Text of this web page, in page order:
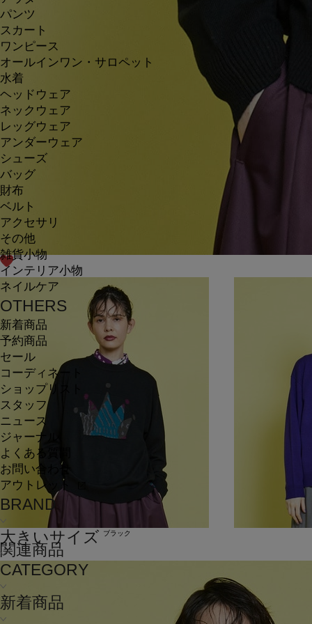
パンツ
スカート
ワンピース
オールインワン・サロペット
水着
ヘッドウェア
ネックウェア
レッグウェア
アンダーウェア
シューズ
バッグ
財布
ベルト
アクセサリ
その他
雑貨小物
インテリア小物
ネイルケア
OTHERS
新着商品
予約商品
セール
コーディネート
ショップリスト
スタッフ
ニュース
ジャーナル
よくある質問
お問い合わせ
アウトレット
BRAND
大きいサイズ
CATEGORY
新着商品
ブラック
関連商品